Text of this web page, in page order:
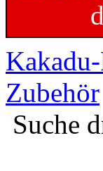
Zubehör
Suche